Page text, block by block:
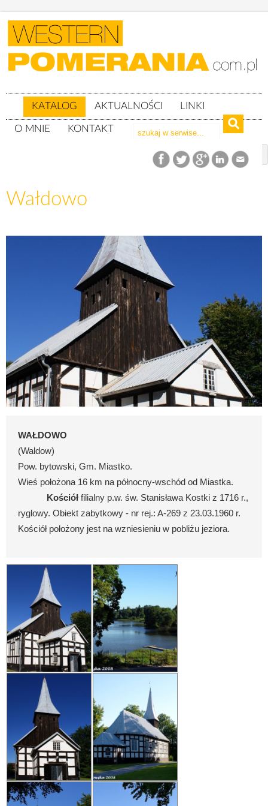
KATALOG AKTUALNOŚCI LINKI
O MNIE KONTAKT
woj. pomorskie
Wałdowo
WAŁDOWO
(Waldow)
Pow. bytowski, Gm. Miastko.
Wieś położona 16 km na północny-wschód od Miastka.
Kościół filialny p.w. św. Stanisława Kostki z 1716 r.,
ryglowy. Obiekt zabytkowy - nr rej.: A-269 z 23.03.1960 r.
Kościół położony jest na wzniesieniu w pobliżu jeziora.